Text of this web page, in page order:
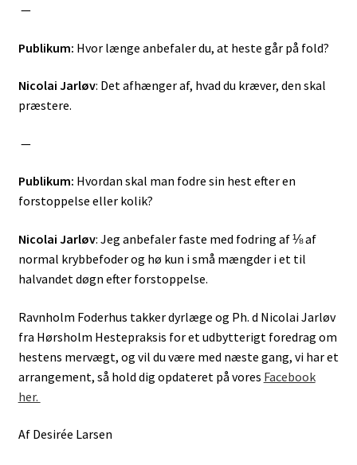
—
Publikum: Hvor længe anbefaler du, at heste går på fold?
Nicolai Jarløv: Det afhænger af, hvad du kræver, den skal
præstere.
—
Publikum: Hvordan skal man fodre sin hest efter en
forstoppelse eller kolik?
Nicolai Jarløv: Jeg anbefaler faste med fodring af ⅛ af
normal krybbefoder og hø kun i små mængder i et til
halvandet døgn efter forstoppelse.
Ravnholm Foderhus takker dyrlæge og Ph. d Nicolai Jarløv
fra Hørsholm Hestepraksis for et udbytterigt foredrag om
hestens mervægt, og vil du være med næste gang, vi har et
arrangement, så hold dig opdateret på vores Facebook
her.
Af Desirée Larsen